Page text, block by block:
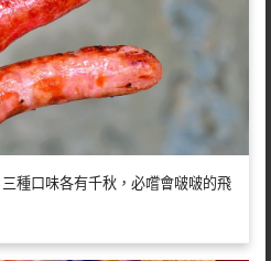
種口味各有千秋，必嚐會啵啵的飛